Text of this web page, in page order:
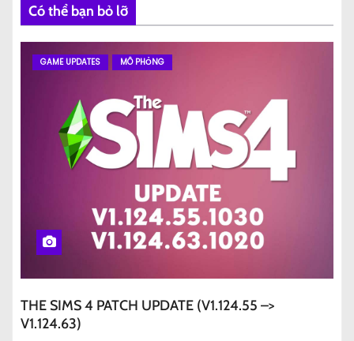
Có thể bạn bỏ lỡ
GAME UPDATES MÔ PHỎNG
THE SIMS 4 PATCH UPDATE (V1.124.55 –>
V1.124.63)